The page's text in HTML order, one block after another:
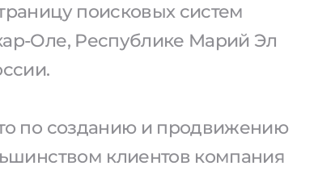
поисковых систем
Оле, Республике Марий Эл
по созданию и продвижению
клиентов компания